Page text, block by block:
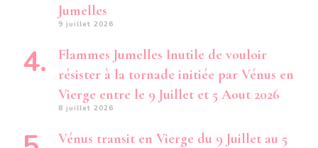
Jumelles
9 juillet 2026
Flammes Jumelles Inutile de vouloir
résister à la tornade initiée par Vénus en
Vierge entre le 9 Juillet et 5 Aout 2026
8 juillet 2026
Vénus transit en Vierge du 9 Juillet au 5